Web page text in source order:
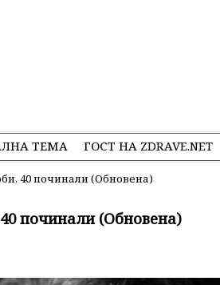
ТЕМА ГОСТ НА ZDRAVE.NET
40 починали (Обновена)
починали (Обновена)